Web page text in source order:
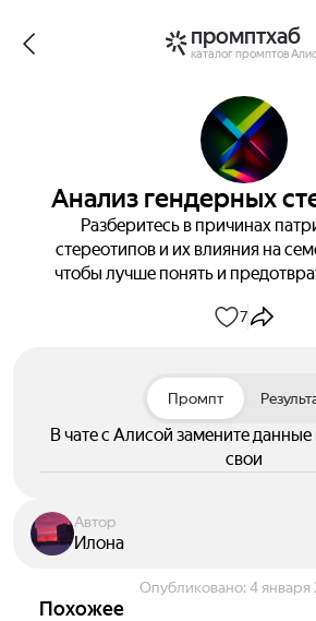
промптхаб
каталог промптов
Анализ гендерных
Разберитесь в причинах
стереотипов и их влияния на
чтобы лучше понять и
7
Промпт
В чате с Алисой замените данные
свои
Автор
Илона
Опубликовано: 4 января
Похожее